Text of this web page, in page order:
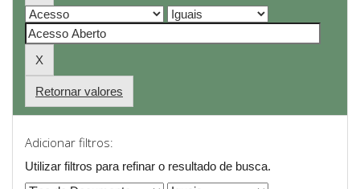
Retornar valores
Adicionar filtros:
Utilizar filtros para refinar o resultado de busca.